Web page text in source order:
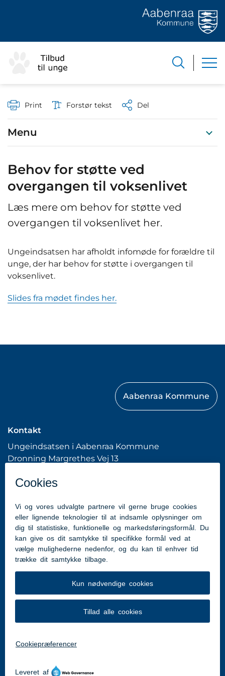
Print Forstør tekst Del
Menu
Behov for støtte ved
overgangen til voksenlivet
Læs mere om behov for støtte ved
overgangen til voksenlivet her.
Ungeindsatsen har afholdt infomøde for forældre til
unge, der har behov for støtte i overgangen til
voksenlivet.
Slides fra mødet findes her.
Kontakt
Ungeindsatsen i Aabenraa Kommune
Dronning Margrethes Vej 13
hhme@aabenraa.dk(webmaster)
Genveje
Aabenraa.dk
Tilgængelighedserklæring
Aabenraa Kommune